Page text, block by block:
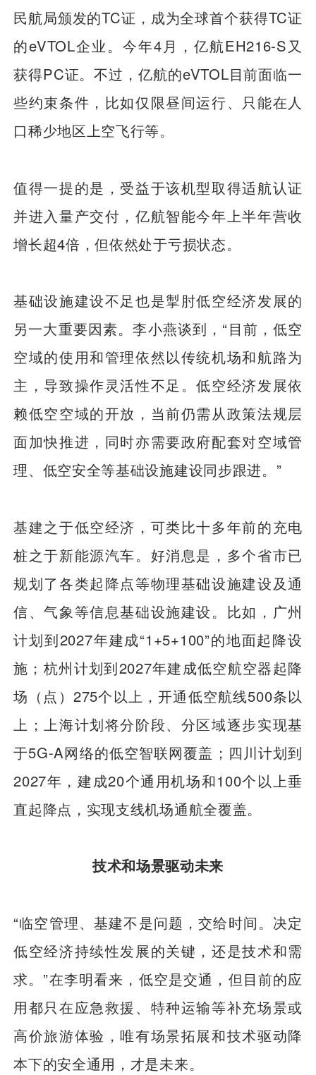
民航局颁发的TC证，成为全球首个获得TC证
的eVTOL企业。今年4月，亿航EH216-S又
获得PC证。不过，亿航的eVTOL目前面临一
些约束条件，比如仅限昼间运行、只能在人
口稀少地区上空飞行等。
值得一提的是，受益于该机型取得适航认证
并进入量产交付，亿航智能今年上半年营收
增长超4倍，但依然处于亏损状态。
基础设施建设不足也是掣肘低空经济发展的
另一大重要因素。李小燕谈到，“目前，低空
空域的使用和管理依然以传统机场和航路为
主，导致操作灵活性不足。低空经济发展依
赖低空空域的开放，当前仍需从政策法规层
面加快推进，同时亦需要政府配套对空域管
理、低空安全等基础设施建设同步跟进。”
基建之于低空经济，可类比十多年前的充电
桩之于新能源汽车。好消息是，多个省市已
规划了各类起降点等物理基础设施建设及通
信、气象等信息基础设施建设。比如，广州
计划到2027年建成“1+5+100”的地面起降设
施；杭州计划到2027年建成低空航空器起降
场（点）275个以上，开通低空航线500条以
上；上海计划将分阶段、分区域逐步实现基
于5G-A网络的低空智联网覆盖；四川计划到
2027年，建成20个通用机场和100个以上垂
直起降点，实现支线机场通航全覆盖。‌
技术和场景驱动未来
“临空管理、基建不是问题，交给时间。决定
低空经济持续性发展的关键，还是技术和需
求。”在李明看来，低空是交通，但目前的应
用都只在应急救援、特种运输等补充场景或
高价旅游体验，唯有场景拓展和技术驱动降
本下的安全通用，才是未来。